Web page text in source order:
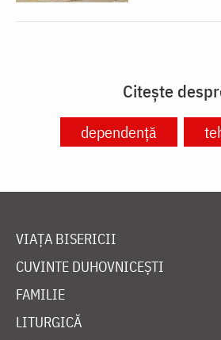
Citește
dependență
VIAȚA BISERICII
CUVINTE DUHOVNICEȘTI
FAMILIE
LITURGICĂ